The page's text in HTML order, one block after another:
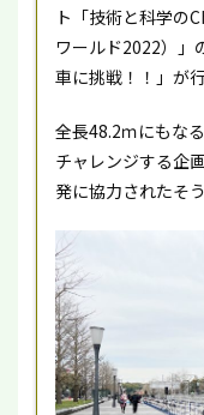
ト「技術と科学の
ワールド2022）」
車に挑戦！！」が
全長48.2ｍにもな
チャレンジする企
発に協力されたそう